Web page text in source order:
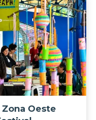
Oeste